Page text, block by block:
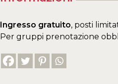
Ingresso gratuito, posti
Per gruppi prenotazione